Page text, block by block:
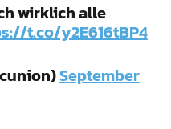
wirklich alle
t.co/y2E616tBP4
September